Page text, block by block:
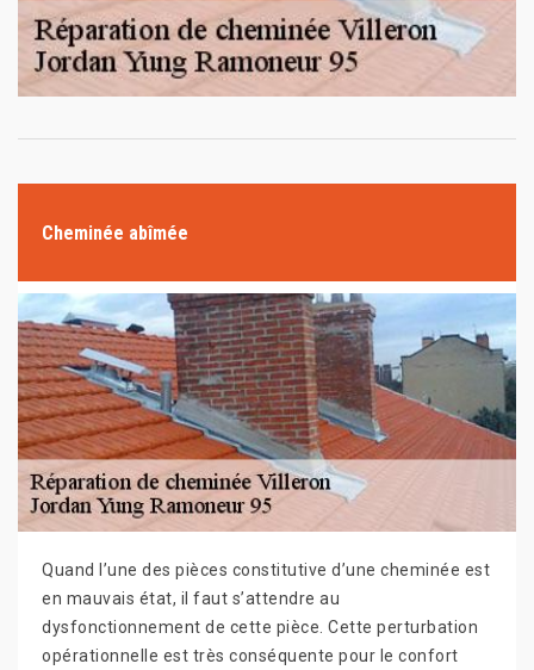
Cheminée abîmée
Quand l’une des pièces constitutive d’une cheminée est
en mauvais état, il faut s’attendre au
dysfonctionnement de cette pièce. Cette perturbation
opérationnelle est très conséquente pour le confort